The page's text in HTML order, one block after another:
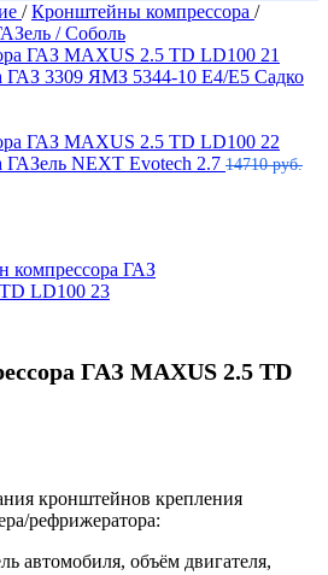
/ Кронштейны компрессора /
/ Соболь
ГАЗ 3309 ЯМЗ 5344-10 Е4/E5 Садко
NEXT Evotech 2.7 14710руб.
ГАЗ MAXUS 2.5 TD
кронштейнов крепления
рефрижератора:
автомобиля, объём двигателя,